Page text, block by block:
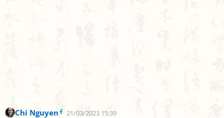
Chi Nguyen
21/03/2023 15:39